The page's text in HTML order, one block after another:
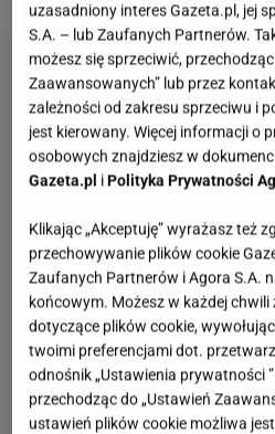
uzasadniony interes Gazeta.pl, jej
S.A. – lub Zaufanych Partnerów.
możesz się sprzeciwić,
Zaawansowanych” lub przez
zależności od zakresu sprzeciwu i
jest kierowany. Więcej informacji o
osobowych znajdziesz w
Gazeta.pl iPolityka Prywatności
Klikając „Akceptuję” wyrażasz też
przechowywanie plików cookie
Zaufanych Partnerów i Agora S.A.
końcowym. Możesz w każdej chwili
dotyczące plików cookie,
twoimi preferencjami dot.
odnośnik „Ustawienia prywatności
przechodząc do „Ustawień
ustawień plików cookie możliwa